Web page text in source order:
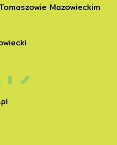
Mazowieckim